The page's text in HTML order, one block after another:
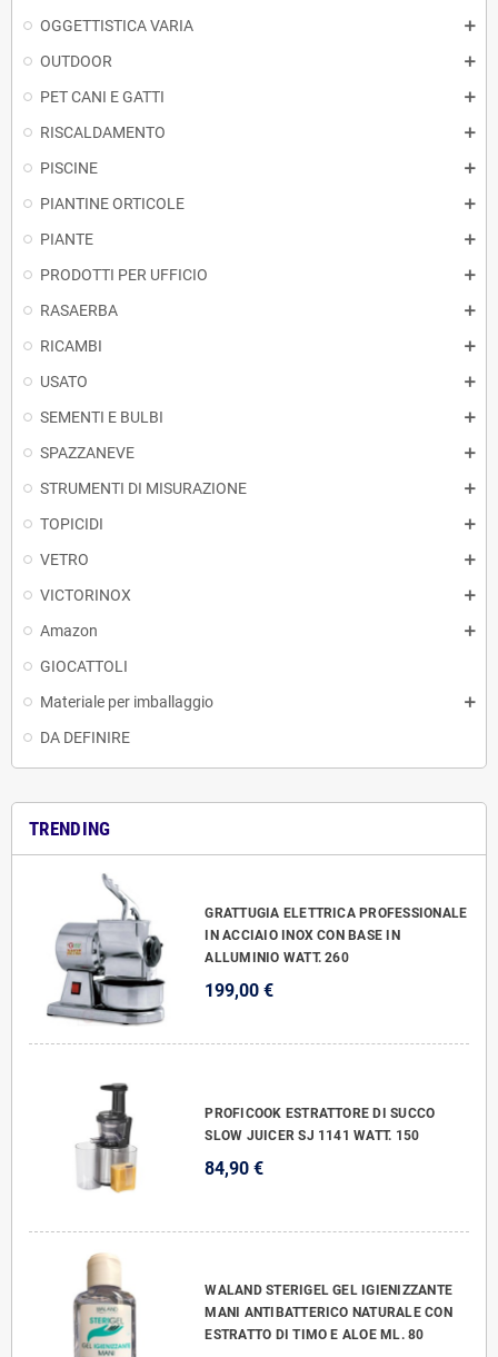
OGGETTISTICA VARIA
OUTDOOR
PET CANI E GATTI
RISCALDAMENTO
PISCINE
PIANTINE ORTICOLE
PIANTE
PRODOTTI PER UFFICIO
RASAERBA
RICAMBI
USATO
SEMENTI E BULBI
SPAZZANEVE
STRUMENTI DI MISURAZIONE
TOPICIDI
VETRO
VICTORINOX
Amazon
GIOCATTOLI
Materiale per imballaggio
DA DEFINIRE
TRENDING
GRATTUGIA ELETTRICA PROFESSIONALE
IN ACCIAIO INOX CON BASE IN
ALLUMINIO WATT. 260
199,00 €
PROFICOOK ESTRATTORE DI SUCCO
SLOW JUICER SJ 1141 WATT. 150
84,90 €
WALAND STERIGEL GEL IGIENIZZANTE
MANI ANTIBATTERICO NATURALE CON
ESTRATTO DI TIMO E ALOE ML. 80